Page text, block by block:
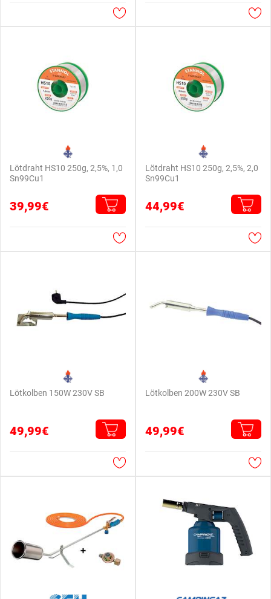
Lötdraht HS10 250g, 2,5%, 1,0
Sn99Cu1
39,99€
Lötdraht HS10 250g, 2,5%, 2,0
Sn99Cu1
44,99€
Lötkolben 150W 230V SB
49,99€
Lötkolben 200W 230V SB
49,99€